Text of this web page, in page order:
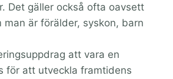
Det gäller också ofta oavsett
man är förälder, syskon, barn
att vara en
för att utveckla framtidens